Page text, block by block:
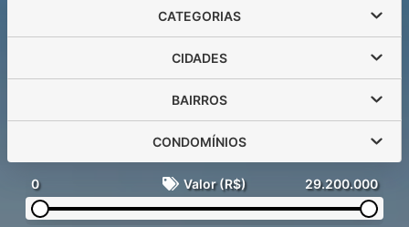
CATEGORIAS
CIDADES
BAIRROS
CONDOMÍNIOS
0 Valor (R$) 29.200.000